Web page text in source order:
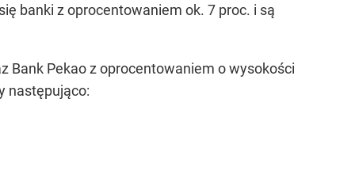
banki z oprocentowaniem ok. 7 proc. i są
Bank Pekao z oprocentowaniem o wysokości
następująco: